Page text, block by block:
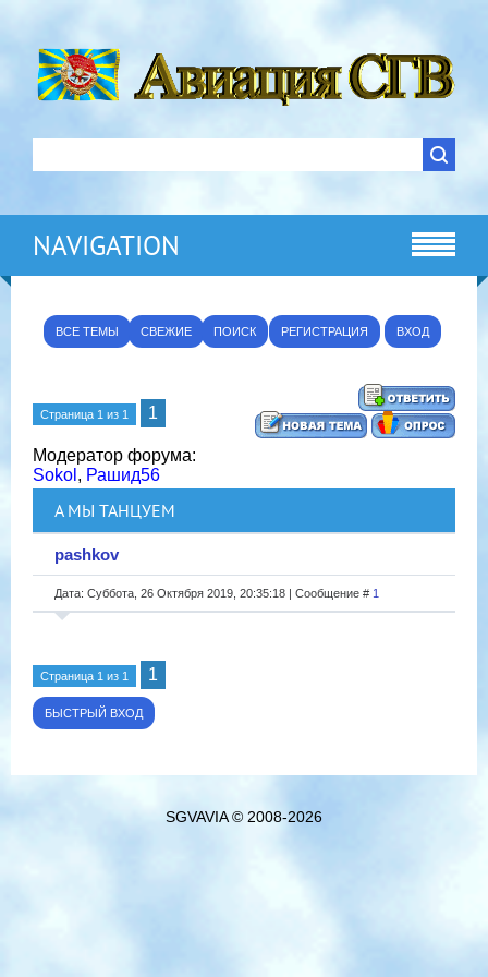
NAVIGATION
ВСЕ ТЕМЫ СВЕЖИЕ ПОИСК РЕГИСТРАЦИЯ ВХОД
Страница 1 из 1 1
Модератор форума:
Sokol , Рашид56
А МЫ ТАНЦУЕМ
pashkov
Дата: Суббота, 26 Октября 2019, 20:35:18 | Сообщение # 1
Страница 1 из 1 1
SGVAVIA © 2008-2026